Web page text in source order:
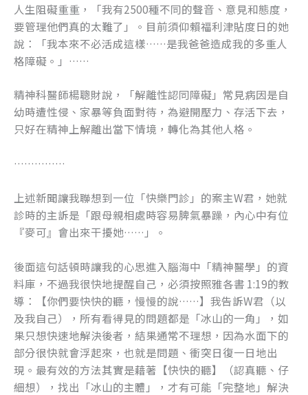
人生阻礙重重，「我有2500種不同的聲音、意見和態度，
要管理他們真的太難了」。目前須仰賴福利津貼度日的她
說：「我本來不必活成這樣……是我爸爸造成我的多重人
格障礙。」……
精神科醫師楊聰財說，「解離性認同障礙」常見病因是自
幼時遭性侵、家暴等負面對待，為避開壓力、存活下去，
只好在精神上解離出當下情境，轉化為其他人格。
……………
上述新聞讓我聯想到一位「快樂門診」的案主W君，她就
診時的主訴是「跟母親相處時容易脾氣暴躁，內心中有位
『麥可』會出來干擾她……」。
後面這句話頓時讓我的心思進入腦海中「精神醫學」的資
料庫，不過我很快地提醒自己，必須按照雅各書 1:19的教
導：【你們要快快的聽，慢慢的說……】我告訴W君（以
及我自己），所有看得見的問題都是「冰山的一角」，如
果只想快速地解決後者，結果通常不理想，因為水面下的
部分很快就會浮起來，也就是問題、衝突日復一日地出
現。最有效的方法其實是藉著【快快的聽】（認真聽、仔
細想），找出「冰山的主體」，才有可能「完整地」解決